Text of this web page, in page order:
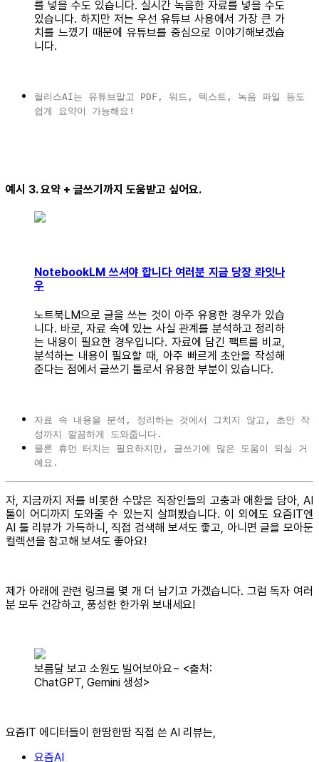
를 넣을 수도 있습니다. 실시간 녹음한 자료를 넣을 수도
있습니다. 하지만 저는 우선 유튜브 사용에서 가장 큰 가
치를 느꼈기 때문에 유튜브를 중심으로 이야기해보겠습
니다.
릴리스AI는 유튜브말고 PDF, 워드, 텍스트, 녹음 파일 등도
쉽게 요약이 가능해요!
예시 3. 요약 + 글쓰기까지 도움받고 싶어요.
NotebookLM 쓰셔야 합니다 여러분 지금 당장 롸잇나
우
노트북LM으로 글을 쓰는 것이 아주 유용한 경우가 있습
니다. 바로, 자료 속에 있는 사실 관계를 분석하고 정리하
는 내용이 필요한 경우입니다. 자료에 담긴 팩트를 비교,
분석하는 내용이 필요할 때, 아주 빠르게 초안을 작성해
준다는 점에서 글쓰기 툴로서 유용한 부분이 있습니다.
자료 속 내용을 분석, 정리하는 것에서 그치지 않고, 초안 작
성까지 깔끔하게 도와줍니다.
물론 휴먼 터치는 필요하지만, 글쓰기에 많은 도움이 되실 거
예요.
자, 지금까지 저를 비롯한 수많은 직장인들의 고충과 애환을 담아, AI
툴이 어디까지 도와줄 수 있는지 살펴봤습니다. 이 외에도 요즘IT엔
AI 툴 리뷰가 가득하니, 직접 검색해 보셔도 좋고, 아니면 글을 모아둔
컬렉션을 참고해 보셔도 좋아요!
제가 아래에 관련 링크를 몇 개 더 남기고 가겠습니다. 그럼 독자 여러
분 모두 건강하고, 풍성한 한가위 보내세요!
보름달 보고 소원도 빌어보아요~ <출처:
ChatGPT, Gemini 생성>
요즘IT 에디터들이 한땀한땀 직접 쓴 AI 리뷰는,
요즘AI